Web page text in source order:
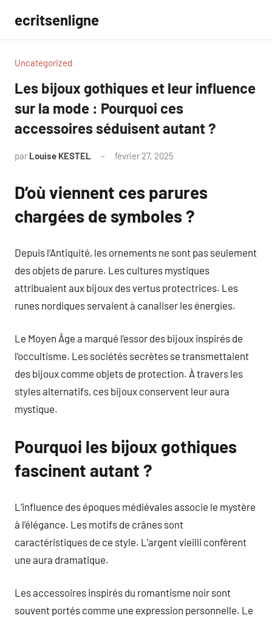
contenu
ecritsenligne
Uncategorized
Les bijoux gothiques et leur influence
sur la mode : Pourquoi ces
accessoires séduisent autant ?
par Louise KESTEL février 27, 2025
D’où viennent ces parures
chargées de symboles ?
Depuis l’Antiquité, les ornements ne sont pas seulement
des objets de parure. Les cultures mystiques
attribuaient aux bijoux des vertus protectrices. Les
runes nordiques servaient à canaliser les énergies.
Le Moyen Âge a marqué l’essor des bijoux inspirés de
l’occultisme. Les sociétés secrètes se transmettaient
des bijoux comme objets de protection. À travers les
styles alternatifs, ces bijoux conservent leur aura
mystique.
Pourquoi les bijoux gothiques
fascinent autant ?
L’influence des époques médiévales associe le mystère
à l’élégance. Les motifs de crânes sont
caractéristiques de ce style. L’argent vieilli confèrent
une aura dramatique.
Les accessoires inspirés du romantisme noir sont
souvent portés comme une expression personnelle. Le